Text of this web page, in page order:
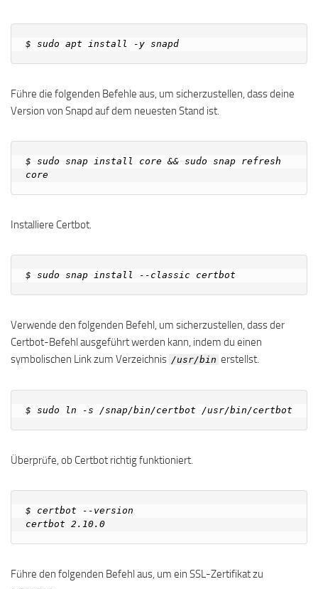
Führe die folgenden Befehle aus, um sicherzustellen, dass deine
Version von Snapd auf dem neuesten Stand ist.
$ sudo snap install core && sudo snap refresh
Installiere Certbot.
Verwende den folgenden Befehl, um sicherzustellen, dass der
Certbot-Befehl ausgeführt werden kann, indem du einen
symbolischen Link zum Verzeichnis /usr/bin erstellst.
Überprüfe, ob Certbot richtig funktioniert.
$ certbot --version
Führe den folgenden Befehl aus, um ein SSL-Zertifikat zu